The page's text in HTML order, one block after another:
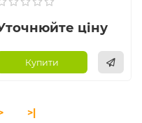
ціну
Купити
>|